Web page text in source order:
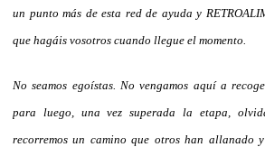
un punto más de esta red de ayuda y
que hagáis vosotros cuando llegue el momento.
No seamos egoístas. No vengamos aquí a
para luego, una vez superada la etapa,
recorremos un camino que otros han allanado